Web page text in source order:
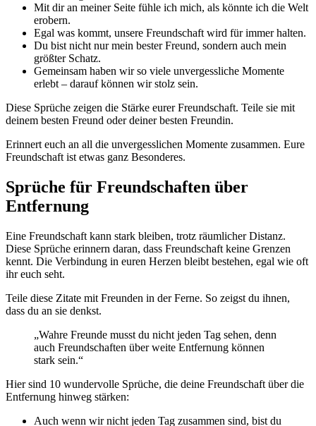
Mit dir an meiner Seite fühle ich mich, als könnte ich die Welt
erobern.
Egal was kommt, unsere Freundschaft wird für immer halten.
Du bist nicht nur mein bester Freund, sondern auch mein
größter Schatz.
Gemeinsam haben wir so viele unvergessliche Momente
erlebt – darauf können wir stolz sein.
Diese Sprüche zeigen die Stärke eurer Freundschaft. Teile sie mit
deinem besten Freund oder deiner besten Freundin.
Erinnert euch an all die unvergesslichen Momente zusammen. Eure
Freundschaft ist etwas ganz Besonderes.
Sprüche für Freundschaften über
Entfernung
Eine Freundschaft kann stark bleiben, trotz räumlicher Distanz.
Diese Sprüche erinnern daran, dass Freundschaft keine Grenzen
kennt. Die Verbindung in euren Herzen bleibt bestehen, egal wie oft
ihr euch seht.
Teile diese Zitate mit Freunden in der Ferne. So zeigst du ihnen,
dass du an sie denkst.
„Wahre Freunde musst du nicht jeden Tag sehen, denn
auch Freundschaften über weite Entfernung können
stark sein.“
Hier sind 10 wundervolle Sprüche, die deine Freundschaft über die
Entfernung hinweg stärken:
Auch wenn wir nicht jeden Tag zusammen sind, bist du